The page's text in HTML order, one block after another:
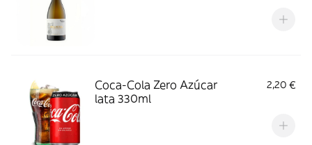
Coca-Cola Zero Azúcar
lata 330ml
2,20 €